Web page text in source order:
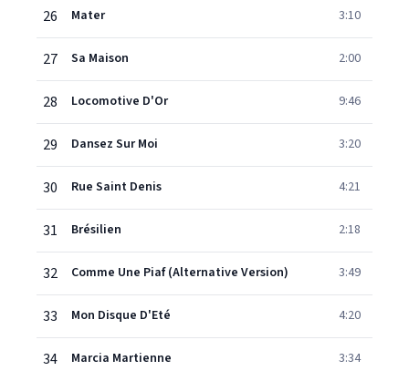
26 Mater 3:10
27 Sa Maison 2:00
28 Locomotive D'Or 9:46
29 Dansez Sur Moi 3:20
30 Rue Saint Denis 4:21
31 Brésilien 2:18
32 Comme Une Piaf (Alternative Version) 3:49
33 Mon Disque D'Eté 4:20
34 Marcia Martienne 3:34